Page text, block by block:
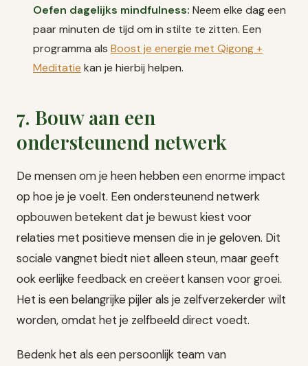
Oefen dagelijks mindfulness: Neem elke dag een
paar minuten de tijd om in stilte te zitten. Een
programma als Boost je energie met Qigong +
Meditatie kan je hierbij helpen.
7. Bouw aan een
ondersteunend netwerk
De mensen om je heen hebben een enorme impact
op hoe je je voelt. Een ondersteunend netwerk
opbouwen betekent dat je bewust kiest voor
relaties met positieve mensen die in je geloven. Dit
sociale vangnet biedt niet alleen steun, maar geeft
ook eerlijke feedback en creëert kansen voor groei.
Het is een belangrijke pijler als je zelfverzekerder wilt
worden, omdat het je zelfbeeld direct voedt.
Bedenk het als een persoonlijk team van